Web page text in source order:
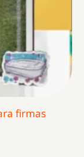
firmas